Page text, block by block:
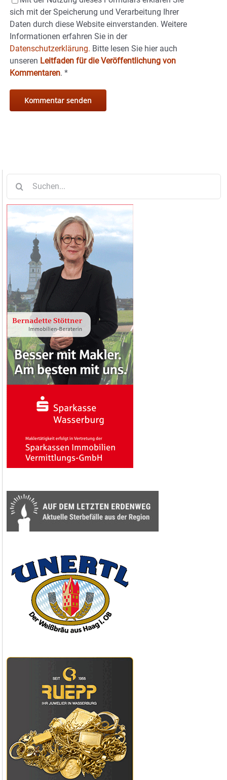
sich mit der Speicherung und Verarbeitung Ihrer
Daten durch diese Website einverstanden. Weitere
Informationen erfahren Sie in der
Datenschutzerklärung. Bitte lesen Sie hier auch
unseren Leitfaden für die Veröffentlichung von
Kommentaren. *
nach: